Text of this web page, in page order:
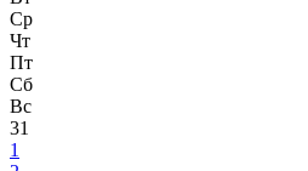
Ср
Чт
Пт
Сб
Вс
31
1